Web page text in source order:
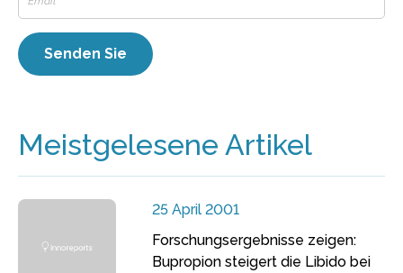
Meistgelesene Artikel
25 April 2001
Forschungsergebnisse zeigen:
Bupropion steigert die Libido bei